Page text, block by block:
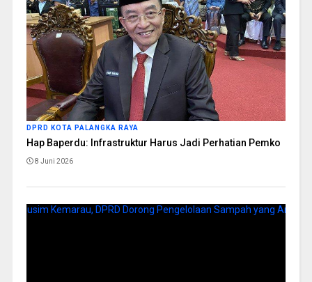
DPRD KOTA PALANGKA RAYA
Hap Baperdu: Infrastruktur Harus Jadi Perhatian Pemko
8 Juni 2026